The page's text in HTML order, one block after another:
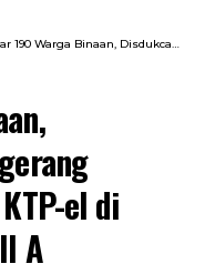
Binaan, Disdukcapil Kota Tangerang Fasilitasi Perekaman KTP-el di Lapas Pemuda Kelas II A
el di
A